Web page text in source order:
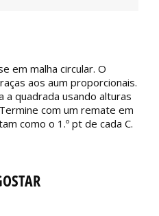
em malha circular. O
aos aum proporcionais.
a quadrada usando alturas
com um remate em
como o 1.º pt de cada C.